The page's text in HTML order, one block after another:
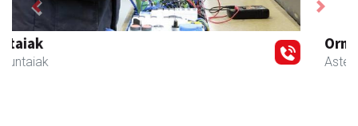
Ormazabal garraioak
Asteasu
Previous Next